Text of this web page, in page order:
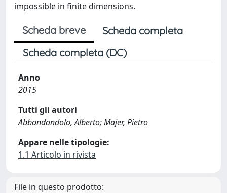
impossible in finite dimensions.
Scheda breve
Scheda completa
Scheda completa (DC)
Anno
2015
Tutti gli autori
Abbondandolo, Alberto; Majer, Pietro
Appare nelle tipologie:
1.1 Articolo in rivista
File in questo prodotto: